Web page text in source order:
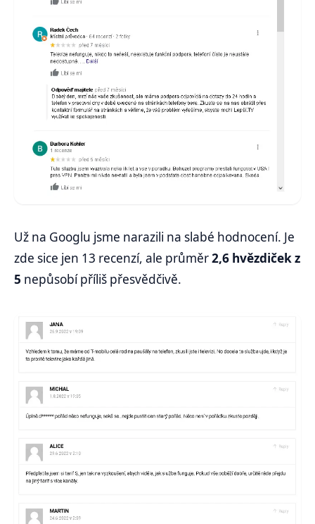
Už na Googlu jsme narazili na slabé hodnocení. Je
zde sice jen 13 recenzí, ale průměr2,6 hvězdiček z
5 nepůsobí příliš přesvědčivě.